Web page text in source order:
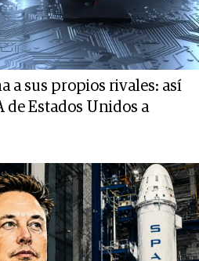
a sus propios rivales: así
de Estados Unidos a